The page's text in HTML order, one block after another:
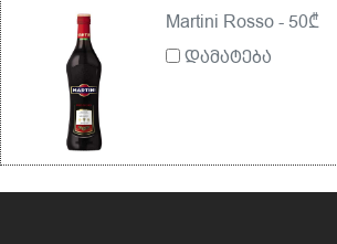
Martini Rosso - 50₾
დამატება